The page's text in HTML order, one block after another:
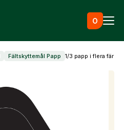
0
Fältskyttemål Papp 1/3 papp i flera färger